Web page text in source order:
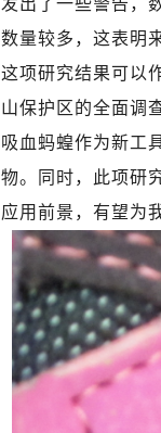
出了一些警告，
量较多，这表明
项研究结果可以
保护区的全面调
血蚂蝗作为新工
。同时，此项研
用前景，有望为